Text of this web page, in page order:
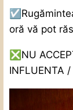
☑️
oră vă pot
❎ NU
INFLUENTA /